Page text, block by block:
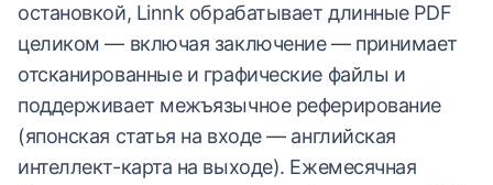
остановкой, Linnk обрабатывает длинные PDF
целиком — включая заключение — принимает
отсканированные и графические файлы и
поддерживает межъязычное реферирование
(японская статья на входе — английская
интеллект-карта на выходе). Ежемесячная